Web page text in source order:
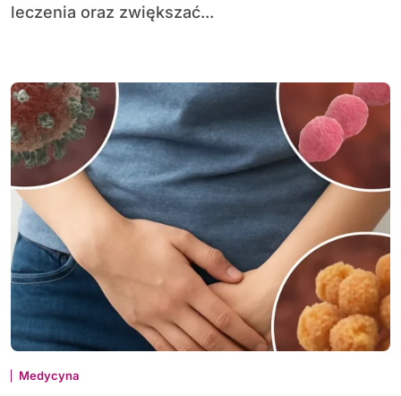
leczenia oraz zwiększać...
Medycyna